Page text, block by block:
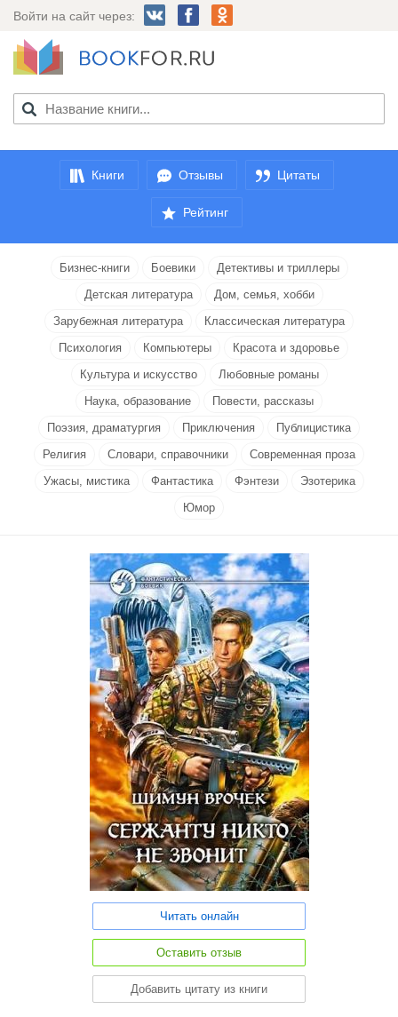
Войти на сайт через:
Книги Отзывы Цитаты
Рейтинг
Бизнес-книги Боевики
Детективы и триллеры
Детская литература
Дом, семья, хобби
Зарубежная литература
Классическая литература
Психология
Компьютеры
Красота и здоровье
Культура и искусство
Любовные романы
Наука, образование
Повести, рассказы
Поэзия, драматургия
Приключения
Публицистика
Религия
Словари, справочники
Современная проза
Ужасы, мистика
Фантастика Фэнтези
Эзотерика
Юмор
Читать онлайн
Оставить отзыв
Добавить цитату из книги